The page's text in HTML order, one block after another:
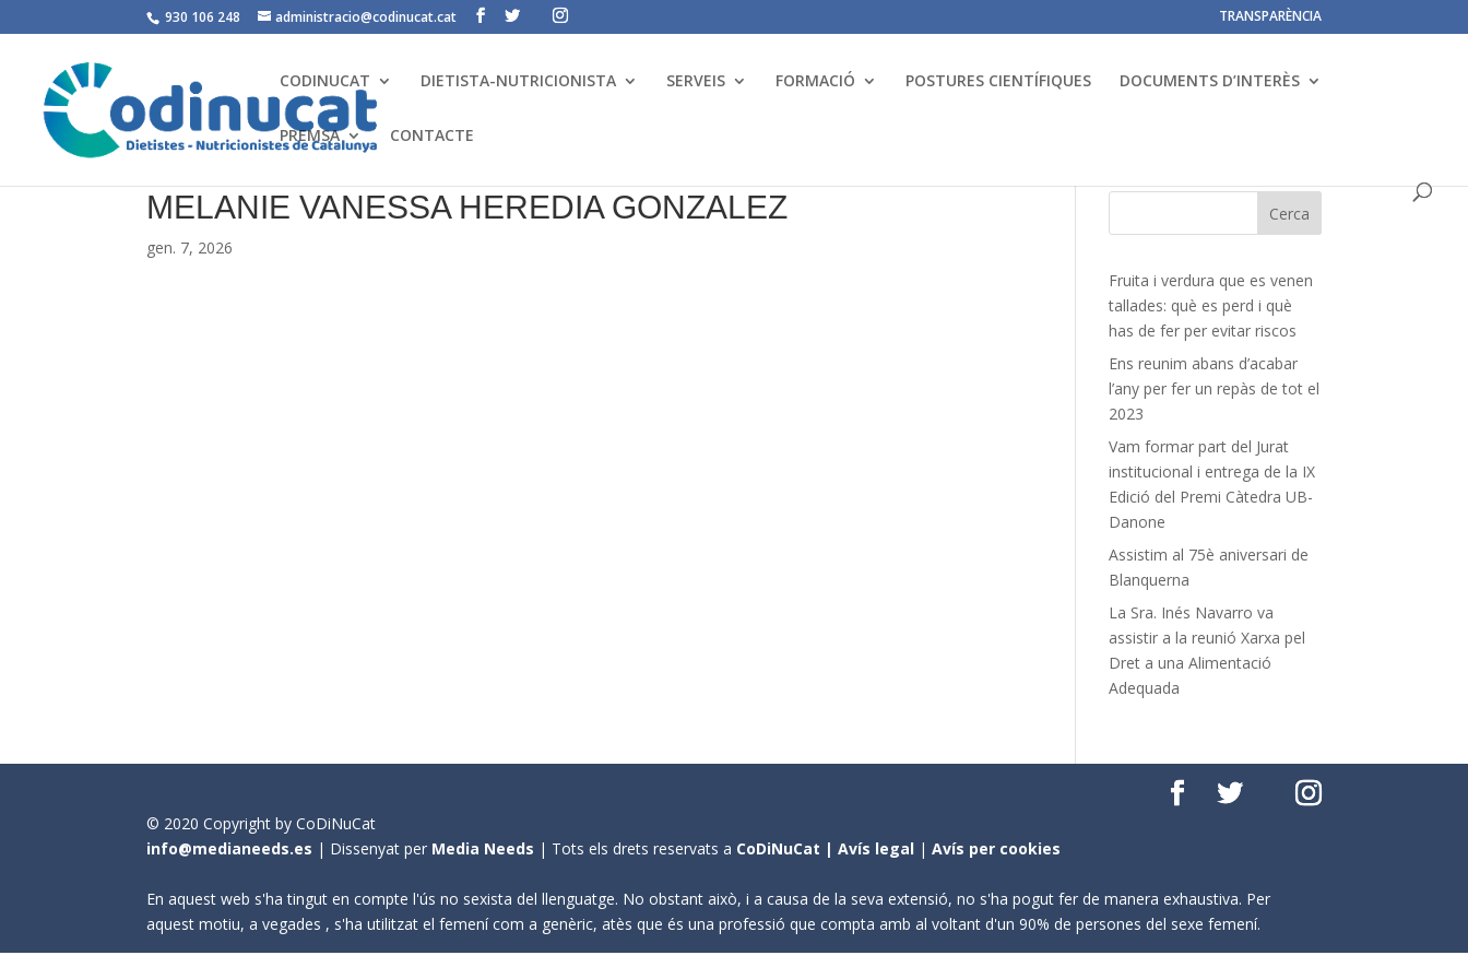
930 106 248 administracio@codinucat.cat TRANSPARÈNCIA
CODINUCAT DIETISTA-NUTRICIONISTA SERVEIS FORMACIÓ POSTURES CIENTÍFIQUES DOCUMENTS D’INTERÈS
PREMSA CONTACTE
MELANIE VANESSA HEREDIA GONZALEZ
gen. 7, 2026
Fruita i verdura que es venen
tallades: què es perd i què
has de fer per evitar riscos
Ens reunim abans d’acabar
l’any per fer un repàs de tot el
2023
Vam formar part del Jurat
institucional i entrega de la IX
Edició del Premi Càtedra UB-
Danone
Assistim al 75è aniversari de
Blanquerna
La Sra. Inés Navarro va
assistir a la reunió Xarxa pel
Dret a una Alimentació
Adequada
© 2020 Copyright by CoDiNuCat
info@medianeeds.es | Dissenyat per Media Needs | Tots els drets reservats a CoDiNuCat |Avís legal |Avís per cookies
En aquest web s'ha tingut en compte l'ús no sexista del llenguatge. No obstant això, i a causa de la seva extensió, no s'ha pogut fer de manera exhaustiva. Per
aquest motiu, a vegades , s'ha utilitzat el femení com a genèric, atès que és una professió que compta amb al voltant d'un 90% de persones del sexe femení.